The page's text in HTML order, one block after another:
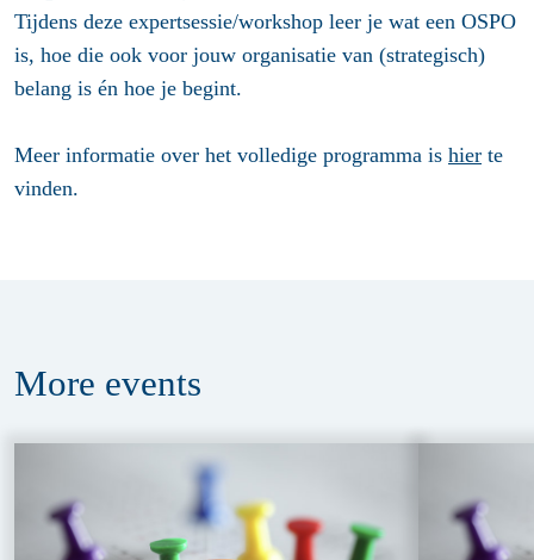
Tijdens deze expertsessie/workshop leer je wat een OSPO
is, hoe die ook voor jouw organisatie van (strategisch)
belang is én hoe je begint.
Meer informatie over het volledige programma is hier te
vinden.
More events